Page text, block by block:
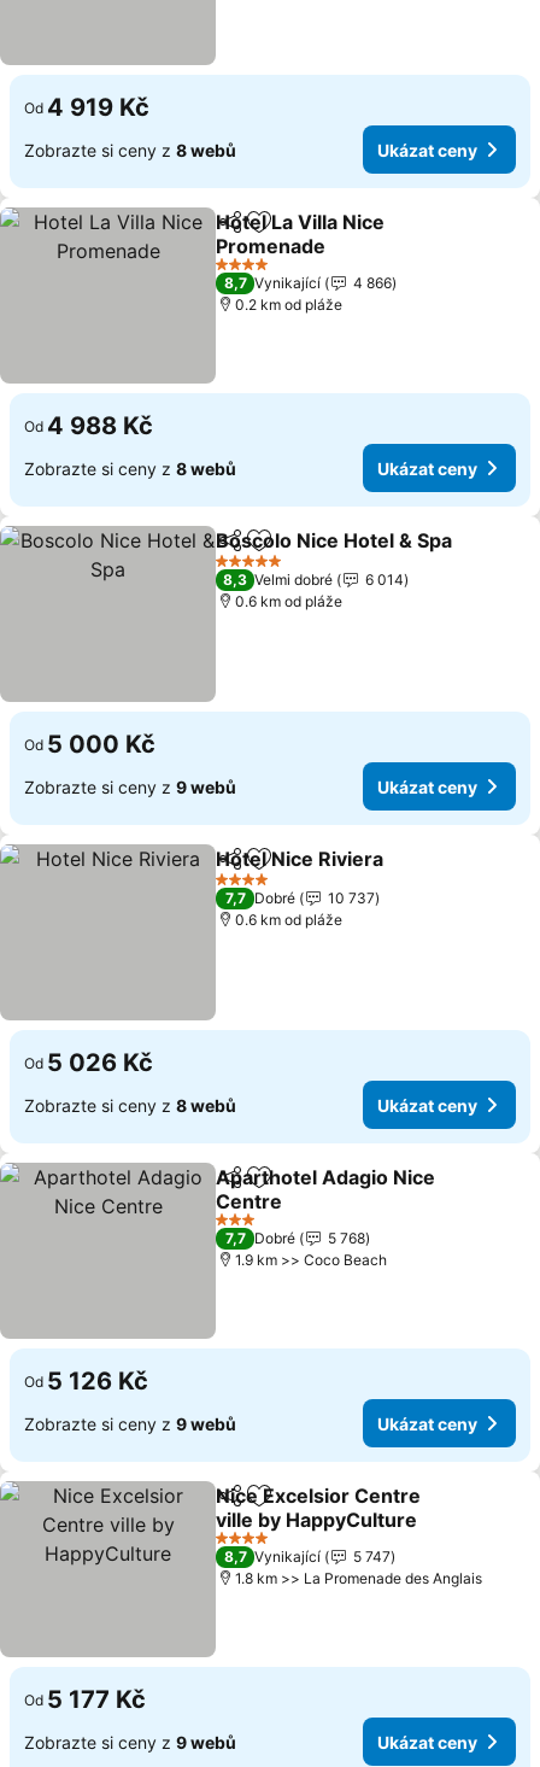
Od 4 919 Kč
Zobrazte si ceny z 8 webů Ukázat ceny
SdíletPřidat na seznam oblíbených
Hotel La Villa Nice
Promenade
4 Počet hvězdiček
8,7 Vynikající
4 866
0.2 km od pláže
Od 4 988 Kč
Zobrazte si ceny z 8 webů Ukázat ceny
SdíletPřidat na seznam oblíbených
Boscolo Nice Hotel & Spa
5 Počet hvězdiček
8,3 Velmi dobré
6 014
0.6 km od pláže
Od 5 000 Kč
Zobrazte si ceny z 9 webů Ukázat ceny
SdíletPřidat na seznam oblíbených
Hotel Nice Riviera
4 Počet hvězdiček
7,7 Dobré
10 737
0.6 km od pláže
Od 5 026 Kč
Zobrazte si ceny z 8 webů Ukázat ceny
SdíletPřidat na seznam oblíbených
Aparthotel Adagio Nice
Centre
3 Počet hvězdiček
7,7 Dobré
5 768
1.9 km >> Coco Beach
Od 5 126 Kč
Zobrazte si ceny z 9 webů Ukázat ceny
SdíletPřidat na seznam oblíbených
Nice Excelsior Centre
ville by HappyCulture
4 Počet hvězdiček
8,7 Vynikající
5 747
1.8 km >> La Promenade des Anglais
Od 5 177 Kč
Zobrazte si ceny z 9 webů Ukázat ceny